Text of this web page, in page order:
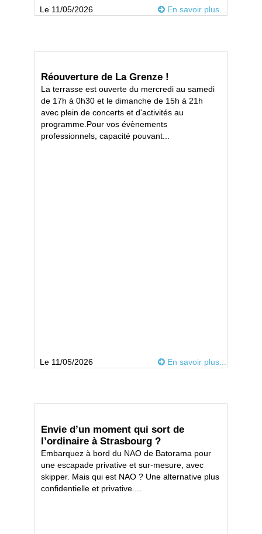
Le 11/05/2026 En savoir plus...
Réouverture de La Grenze !
La terrasse est ouverte du mercredi au samedi
de 17h à 0h30 et le dimanche de 15h à 21h
avec plein de concerts et d'activités au
programme.Pour vos évènements
professionnels, capacité pouvant...
Le 11/05/2026 En savoir plus...
Envie d’un moment qui sort de
l’ordinaire à Strasbourg ?
Embarquez à bord du NAO de Batorama pour
une escapade privative et sur‑mesure, avec
skipper. Mais qui est NAO ? Une alternative plus
confidentielle et privative....